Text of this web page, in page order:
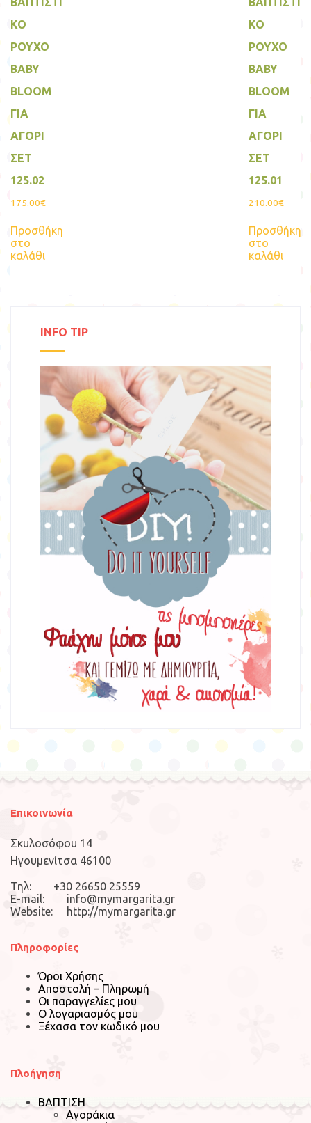
ΚΟ
ΡΟΥΧΟ
BABY
BLOOM
ΓΙΑ
ΑΓΟΡΙ
ΣΕΤ
125.02
175.00€
Προσθήκη
στο
καλάθι
ΚΟ
ΡΟΥΧΟ
BABY
BLOOM
ΓΙΑ
ΑΓΟΡΙ
ΣΕΤ
125.01
210.00€
Προσθήκη
στο
καλάθι
INFO TIP
Επικοινωνία
Σκυλοσόφου 14
Ηγουμενίτσα 46100
Τηλ: +30 26650 25559
E-mail: info@mymargarita.gr
Website: http://mymargarita.gr
Πληροφορίες
Όροι Χρήσης
Αποστολή – Πληρωμή
Οι παραγγελίες μου
Ο λογαριασμός μου
Ξέχασα τον κωδικό μου
Πλοήγηση
ΒΑΠΤΙΣΗ
Αγοράκια